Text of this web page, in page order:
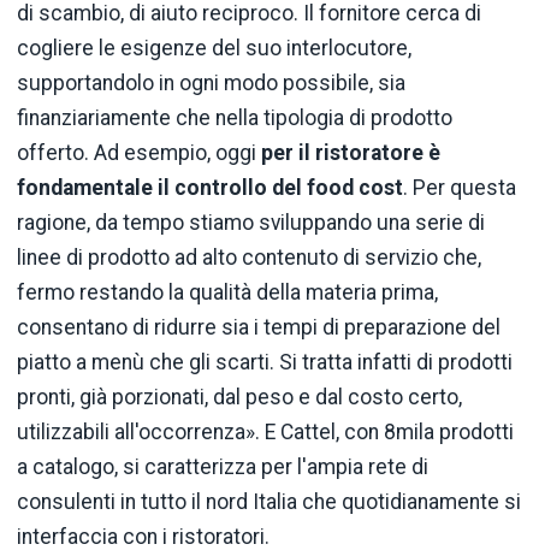
di scambio, di aiuto reciproco. Il fornitore cerca di
cogliere le esigenze del suo interlocutore,
supportandolo in ogni modo possibile, sia
finanziariamente che nella tipologia di prodotto
offerto. Ad esempio, oggi per il ristoratore è
fondamentale il controllo del food cost. Per questa
ragione, da tempo stiamo sviluppando una serie di
linee di prodotto ad alto contenuto di servizio che,
fermo restando la qualità della materia prima,
consentano di ridurre sia i tempi di preparazione del
piatto a menù che gli scarti. Si tratta infatti di prodotti
pronti, già porzionati, dal peso e dal costo certo,
utilizzabili all'occorrenza». E Cattel, con 8mila prodotti
a catalogo, si caratterizza per l'ampia rete di
consulenti in tutto il nord Italia che quotidianamente si
interfaccia con i ristoratori.